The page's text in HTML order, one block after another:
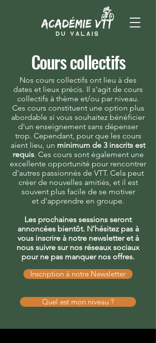
Cours collectifs
Nos cours collectifs ont lieu à des
dates et lieux précis. Il s'agit de cours
collectifs à thème et/ou par niveau.
Ces cours constituent une option plus
abordable si vous souhaitez bénéficier
d'un enseignement sans dépenser
trop. Cependant, pour que les cours
aient lieu, un minimum de 3 inscrits est
requis. Ces cours sont également une
excellente opportunité pour rencontrer
d'autres passionnés de VTT. Cela peut
créer de nouvelles amitiés, et il est
souvent plus facile de se motiver
et d'apprendre en groupe.
​Les prochaines sessions seront
annoncées bientôt. N'hésitez pas à
vous inscrire à notre newsletter et à
nous suivre sur nos réseaux sociaux
pour ne pas manquer nos offres.
Inscription à notre Newsletter
Quel est mon niveau ?